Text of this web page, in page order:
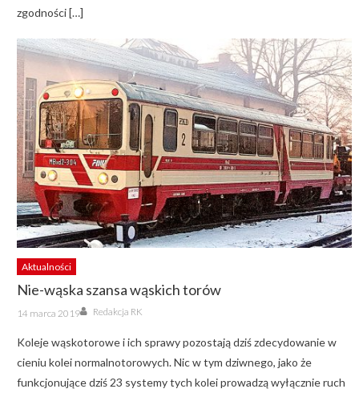
zgodności […]
Aktualności
Nie-wąska szansa wąskich torów
Posted
on
14 marca 2019 Author
Redakcja RK
Koleje wąskotorowe i ich sprawy pozostają dziś zdecydowanie w
cieniu kolei normalnotorowych. Nic w tym dziwnego, jako że
funkcjonujące dziś 23 systemy tych kolei prowadzą wyłącznie ruch